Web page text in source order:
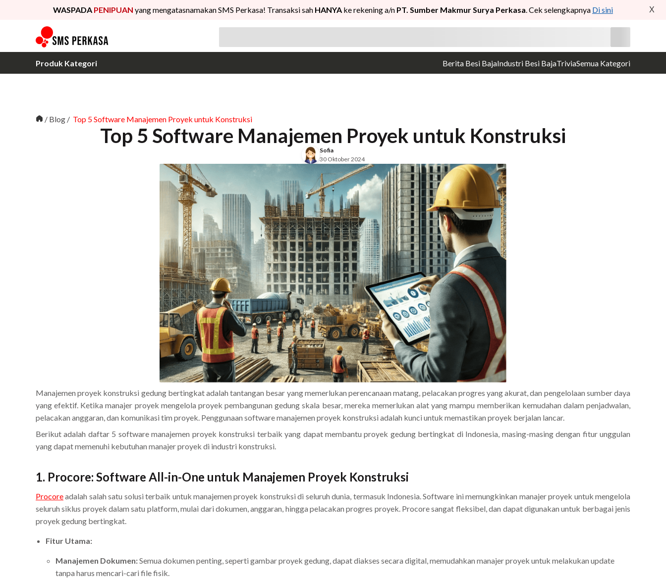
WASPADA PENIPUAN yang mengatasnamakan SMS Perkasa! Transaksi sah HANYA ke rekening a/n PT. Sumber Makmur Surya Perkasa. Cek selengkapnya Di sini X
Produk Kategori Berita Besi BajaIndustri Besi BajaTriviaSemua Kategori
/ Blog / Top 5 Software Manajemen Proyek untuk Konstruksi
Top 5 Software Manajemen Proyek untuk Konstruksi
Sofia
30 Oktober 2024
Manajemen proyek konstruksi gedung bertingkat adalah tantangan besar yang memerlukan perencanaan matang, pelacakan progres yang akurat, dan pengelolaan sumber daya
yang efektif. Ketika manajer proyek mengelola proyek pembangunan gedung skala besar, mereka memerlukan alat yang mampu memberikan kemudahan dalam penjadwalan,
pelacakan anggaran, dan komunikasi tim proyek. Penggunaan software manajemen proyek konstruksi adalah kunci untuk memastikan proyek berjalan lancar.
Berikut adalah daftar 5 software manajemen proyek konstruksi terbaik yang dapat membantu proyek gedung bertingkat di Indonesia, masing-masing dengan fitur unggulan
yang dapat memenuhi kebutuhan manajer proyek di industri konstruksi.
1. Procore: Software All-in-One untuk Manajemen Proyek Konstruksi
Procoreadalah salah satu solusi terbaik untuk manajemen proyek konstruksi di seluruh dunia, termasuk Indonesia. Software ini memungkinkan manajer proyek untuk mengelola
seluruh siklus proyek dalam satu platform, mulai dari dokumen, anggaran, hingga pelacakan progres proyek. Procore sangat fleksibel, dan dapat digunakan untuk berbagai jenis
proyek gedung bertingkat.
Fitur Utama:
Manajemen Dokumen:Semua dokumen penting, seperti gambar proyek gedung, dapat diakses secara digital, memudahkan manajer proyek untuk melakukan update
tanpa harus mencari-cari file fisik.